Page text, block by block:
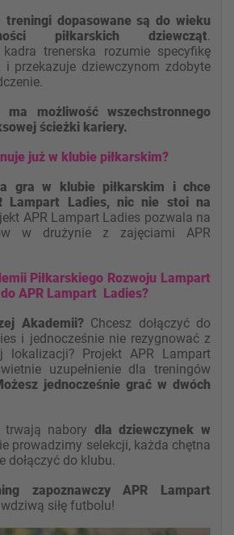
treningi dopasowane są do wieku
piłkarskich dziewcząt.
trenerska rozumie specyfikę
i przekazuje dziewczynom zdobyte
ma możliwość wszechstronnego
ścieżki kariery.
już w klubie piłkarskim?
gra w klubie piłkarskim i chce
Lampart Ladies, nic nie stoi na
APR Lampart Ladies pozwala na
w drużynie z zajęciami APR
Piłkarskiego Rozwoju Lampart
APR Lampart Ladies?
Akademii?Chcesz dołączyć do
i jednocześnie nie rezygnować z
lokalizacji? Projekt APR Lampart
uzupełnienie dla treningów
jednocześnie grać w dwóch
nabory dla dziewczynek w
prowadzimy selekcji, każda chętna
dołączyć do klubu.
zapoznawczy
APR Lampart
siłę futbolu!